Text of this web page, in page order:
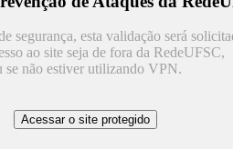
segurança, esta validação será
ao site seja de fora da RedeUFSC,
se não estiver utilizando VPN.